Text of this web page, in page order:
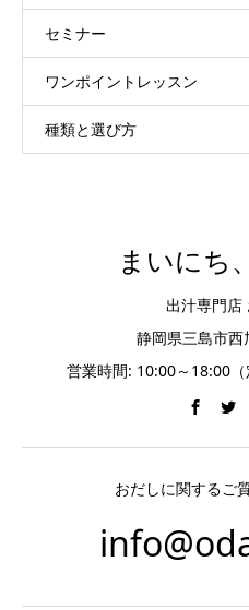
セミナー
ワンポイントレッスン
種類と選び方
まいにち
出汁専門店
静岡県三島市
営業時間: 10:00～18:00（
おだしに関するご